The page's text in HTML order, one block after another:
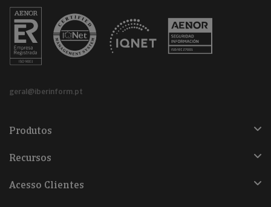
geral@iberinform.pt
Produtos
Recursos
Acesso Clientes